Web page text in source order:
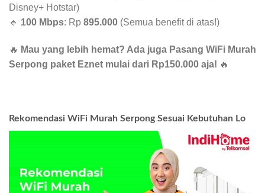
Disney+ Hotstar)
🔹 100 Mbps: Rp 895.000 (Semua benefit di atas!)
🔥 Mau yang lebih hemat? Ada juga Pasang WiFi Murah
Serpong paket Eznet mulai dari Rp150.000 aja! 🔥
Rekomendasi WiFi Murah Serpong Sesuai Kebutuhan Lo